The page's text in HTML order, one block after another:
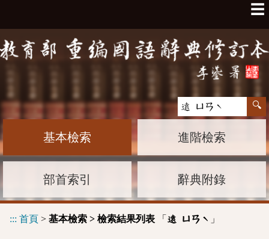
☰
基本檢索 進階檢索
部首索引 辭典附錄
::: 首頁 > 基本檢索 > 檢索結果列表 「 遠 ㄩㄢˋ 」